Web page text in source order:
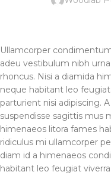
Ullamcorper
adeu vestibulum nibh
rhoncus. Nisi a diamida
neque habitant leo
parturient nisi adipiscing.
suspendisse sagittis mus
himenaeos litora fames
ridiculus mi ullamcorper
diam id a himenaeos
habitant leo feugiat